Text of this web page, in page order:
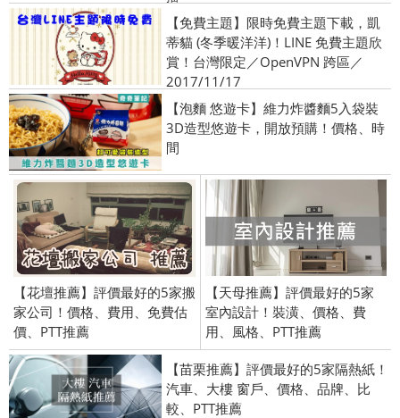
【免費主題】限時免費主題下載，凱
蒂貓 (冬季暖洋洋)！LINE 免費主題欣
賞！台灣限定／OpenVPN 跨區／
2017/11/17
【泡麵 悠遊卡】維力炸醬麵5入袋裝
3D造型悠遊卡，開放預購！價格、時
間
【花壇推薦】評價最好的5家搬
家公司！價格、費用、免費估
價、PTT推薦
【天母推薦】評價最好的5家
室內設計！裝潢、價格、費
用、風格、PTT推薦
【苗栗推薦】評價最好的5家隔熱紙！
汽車、大樓 窗戶、價格、品牌、比
較、PTT推薦